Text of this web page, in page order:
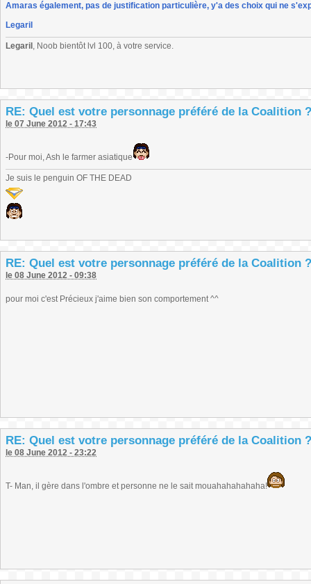
Amaras également, pas de justification particulière, y'a des choix qui ne
Legaril
Legaril , Noob bientôt lvl 100, à votre service.
RE: Quel est votre personnage préféré de la Coalition ?
le 07 June 2012 - 17:43
-Pour moi, Ash le farmer asiatique
Je suis le penguin OF THE DEAD
RE: Quel est votre personnage préféré de la Coalition ?
le 08 June 2012 - 09:38
pour moi c'est Précieux j'aime bien son comportement ^^
RE: Quel est votre personnage préféré de la Coalition ?
le 08 June 2012 - 23:22
T- Man, il gère dans l'ombre et personne ne le sait mouahahahahaha!